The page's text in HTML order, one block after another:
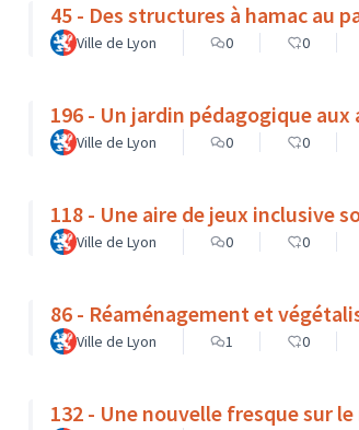
45 - Des structures à hamac au
Ville de Lyon 0 0
196 - Un jardin pédagogique aux
Ville de Lyon 0 0
118 - Une aire de jeux inclusive
Ville de Lyon 0 0
86 - Réaménagement et
Ville de Lyon 1 0
132 - Une nouvelle fresque sur